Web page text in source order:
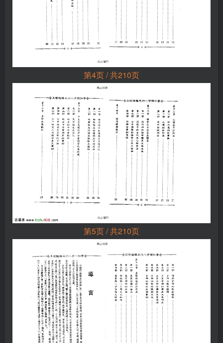
第4页 / 共210页
第5页 / 共210页